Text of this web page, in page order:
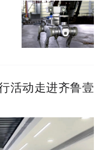
活动走进齐鲁壹